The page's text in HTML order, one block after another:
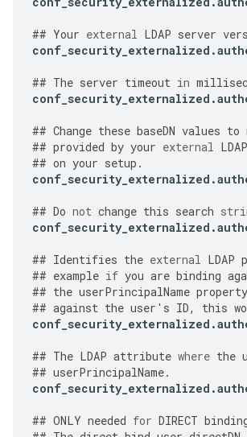
## Your external LDAP server
conf_security_externalized .
## The server timeout in
conf_security_externalized .
## Change these baseDN values to
## provided by your external LDAP
## on your setup .
conf_security_externalized .
## Do not change this search
conf_security_externalized .
## Identifies the external LDAP
## example if you are binding
## the userPrincipalName property
## against the user ' s ID, this
conf_security_externalized .
## The LDAP attribute where the
## userPrincipalName.
conf_security_externalized .
## ONLY needed for DIRECT